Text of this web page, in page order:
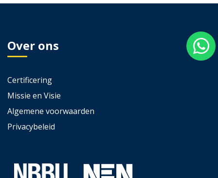
Over ons
Certificering
Missie en Visie
Algemene voorwaarden
Privacybeleid